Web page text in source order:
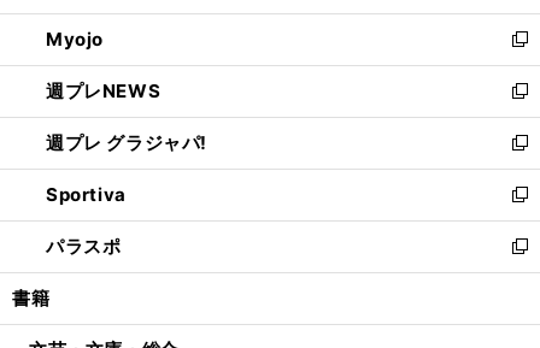
開
く
ウ
で
開
く
ン
ド
ウ
で
開
く
ウ
ィ
ン
ド
ウ
で
開
く
Myojo
新
し
い
ウ
ィ
ン
ド
ウ
で
開
週プレNEWS
新
し
い
ウ
ィ
ン
ド
ウ
開
週プレ グラジャパ!
新
し
い
ウ
ィ
ン
ウ
Sportiva
新
し
い
ウ
ン
パラスポ
新
し
ウ
書籍